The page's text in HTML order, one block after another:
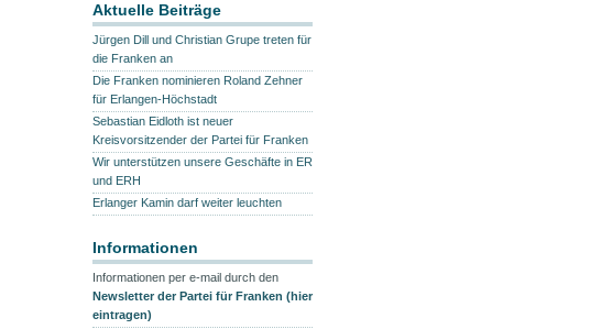
Aktuelle Beiträge
Jürgen Dill und Christian Grupe treten für
die Franken an
Die Franken nominieren Roland Zehner
für Erlangen-Höchstadt
Sebastian Eidloth ist neuer
Kreisvorsitzender der Partei für Franken
Wir unterstützen unsere Geschäfte in ER
und ERH
Erlanger Kamin darf weiter leuchten
Informationen
Informationen per e-mail durch den
Newsletter der Partei für Franken (hier
eintragen)